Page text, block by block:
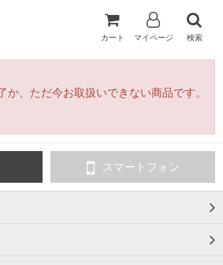
カート マイページ 検索
か、ただ今お取扱いできない商品です。
スマートフォン